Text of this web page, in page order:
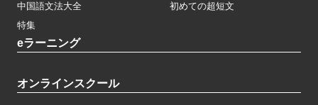
中国語文法大全
初めての超短文
特集
eラーニング
オンラインスクール